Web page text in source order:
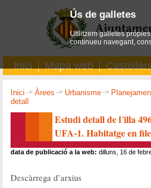
Inici Mapa web
Inici ->Àrees -> Urbanisme ->
detall
Estudi detall de l´illa
UFA-1. Habitatge en
data de publicació a la web: dilluns, 16 de
Descàrrega d’arxius
Ús de galletes
Utilitzem galletes
continueu navegant,